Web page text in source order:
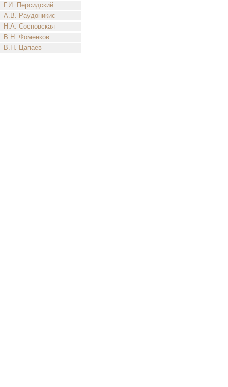
Г.И. Персидский
А.В. Раудоникис
Н.А. Сосновская
В.Н. Фоменков
В.Н. Цапаев